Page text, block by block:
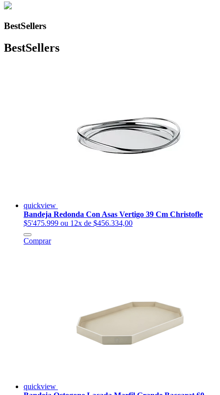
BestSellers
BestSellers
quickview
Bandeja Redonda Con Asas Vertigo 39 Cm Christofle
$5'475.999 ou 12x de $456.334,00
Comprar
quickview